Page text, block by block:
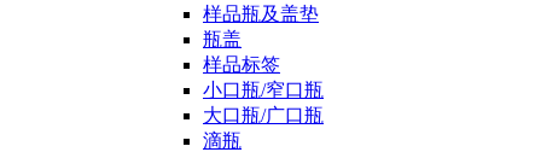
样品瓶及盖垫
瓶盖
样品标签
小口瓶/窄口瓶
大口瓶/广口瓶
滴瓶